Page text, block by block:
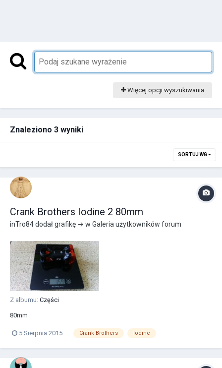
Więcej opcji wyszukiwania
Znaleziono 3 wyniki
SORTUJ WG
Crank Brothers Iodine 2 80mm
inTro84dodał grafikę → w Galeria użytkowników forum
Z albumu: Części
80mm
5 Sierpnia 2015 Crank Brothers Iodine